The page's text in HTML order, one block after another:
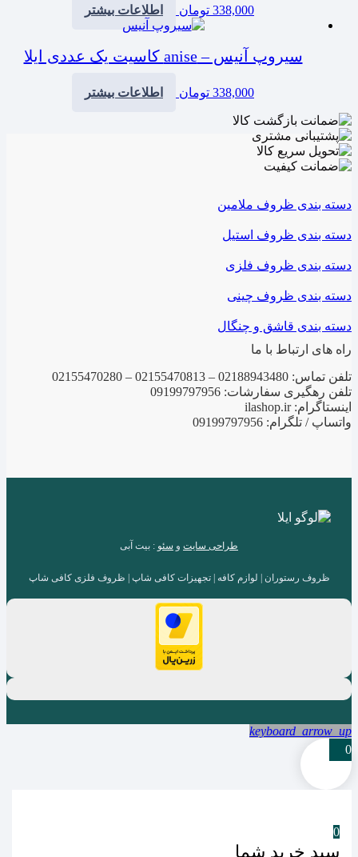
338,000 تومان اطلاعات بیشتر
سیروپ آنیس – anise کاسیت یک عددی ایلا
338,000 تومان اطلاعات بیشتر
دسته بندی ظروف ملامین
دسته بندی ظروف استیل
دسته بندی ظروف فلزی
دسته بندی ظروف چینی
دسته بندی قاشق و چنگال
راه های ارتباط با ما
تلفن تماس: 02188943480 – 02155470813 – 02155470280
تلفن رهگیری سفارشات: 09199797956
اینستاگرام: ilashop.ir
واتساپ / تلگرام: 09199797956
طراحی سایت و سئو : بیت آبی
ظروف رستوران | لوازم کافه | تجهیزات کافی شاپ | ظروف فلزی کافی شاپ
keyboard_arrow_up
0
0
سبد خرید شما